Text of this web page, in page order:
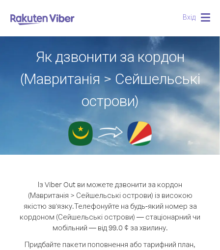
Вхід
Як дзвонити за кордон
(Мавританія > Сейшельські
острови)
Із Viber Out ви можете дзвонити за кордон
(Мавританія > Сейшельські острови) із високою
якістю зв'язку.Телефонуйте на будь-який номер за
кордоном (Сейшельські острови) — стаціонарний чи
мобільний — від 99.0 ¢ за хвилину.
Придбайте пакети поповнення або тарифний план,